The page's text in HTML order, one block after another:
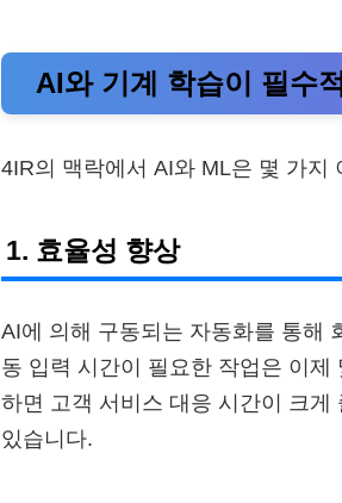
AI와 기계 학습이 필수
4IR의 맥락에서 AI와 ML은 몇 가지
1. 효율성 향상
AI에 의해 구동되는 자동화를 통해
동 입력 시간이 필요한 작업은 이
하면 고객 서비스 대응 시간이 크
있습니다.